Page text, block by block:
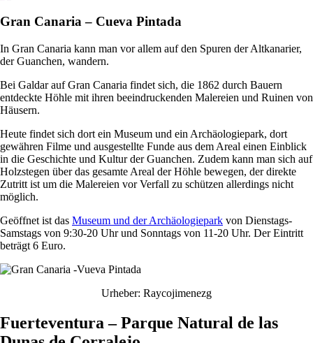
Gran Canaria – Cueva Pintada
In Gran Canaria kann man vor allem auf den Spuren der Altkanarier,
der Guanchen, wandern.
Bei Galdar auf Gran Canaria findet sich, die 1862 durch Bauern
entdeckte Höhle mit ihren beeindruckenden Malereien und Ruinen von
Häusern.
Heute findet sich dort ein Museum und ein Archäologiepark, dort
gewähren Filme und ausgestellte Funde aus dem Areal einen Einblick
in die Geschichte und Kultur der Guanchen. Zudem kann man sich auf
Holzstegen über das gesamte Areal der Höhle bewegen, der direkte
Zutritt ist um die Malereien vor Verfall zu schützen allerdings nicht
möglich.
Geöffnet ist das Museum und der Archäologiepark von Dienstags-
Samstags von 9:30-20 Uhr und Sonntags von 11-20 Uhr. Der Eintritt
beträgt 6 Euro.
Urheber: Raycojimenezg
Fuerteventura – Parque Natural de las